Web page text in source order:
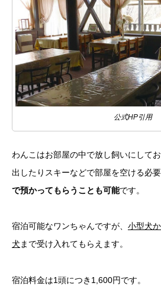
公式HP引用
わんこはお部屋の中で放し飼いにして
出したりスキーなどで部屋を空ける必要
で預かってもらうことも可能です。
宿泊可能なワンちゃんですが、 小型犬
犬まで受け入れてもらえます。
宿泊料金は1頭につき1,600円です。